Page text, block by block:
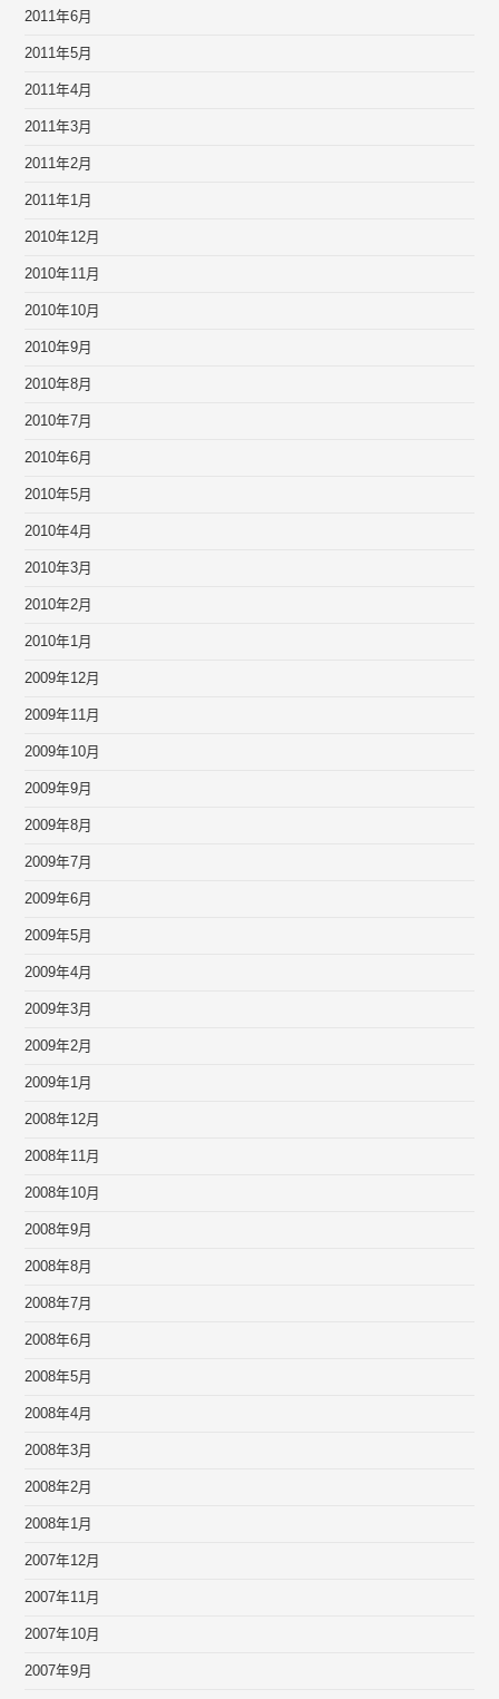
2011年6月
2011年5月
2011年4月
2011年3月
2011年2月
2011年1月
2010年12月
2010年11月
2010年10月
2010年9月
2010年8月
2010年7月
2010年6月
2010年5月
2010年4月
2010年3月
2010年2月
2010年1月
2009年12月
2009年11月
2009年10月
2009年9月
2009年8月
2009年7月
2009年6月
2009年5月
2009年4月
2009年3月
2009年2月
2009年1月
2008年12月
2008年11月
2008年10月
2008年9月
2008年8月
2008年7月
2008年6月
2008年5月
2008年4月
2008年3月
2008年2月
2008年1月
2007年12月
2007年11月
2007年10月
2007年9月